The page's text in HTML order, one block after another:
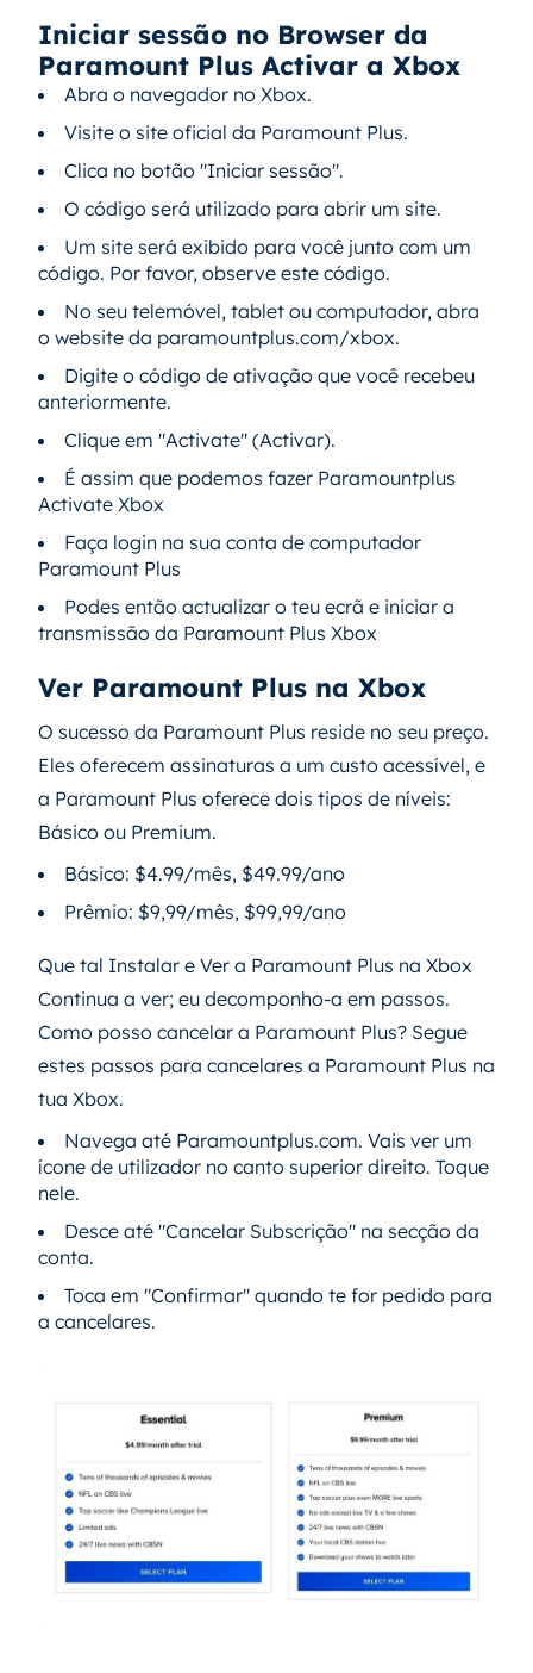
Iniciar sessão no Browser da
Paramount Plus Activar a Xbox
Abra o navegador no Xbox.
Visite o site oficial da Paramount Plus.
Clica no botão "Iniciar sessão".
O código será utilizado para abrir um site.
Um site será exibido para você junto com um
código. Por favor, observe este código.
No seu telemóvel, tablet ou computador, abra
o website da paramountplus.com/xbox.
Digite o código de ativação que você recebeu
anteriormente.
Clique em "Activate" (Activar).
É assim que podemos fazer Paramountplus
Activate Xbox
Faça login na sua conta de computador
Paramount Plus
Podes então actualizar o teu ecrã e iniciar a
transmissão da Paramount Plus Xbox
Ver Paramount Plus na Xbox
O sucesso da Paramount Plus reside no seu preço.
Eles oferecem assinaturas a um custo acessível, e
a Paramount Plus oferece dois tipos de níveis:
Básico ou Premium.
Básico: $4.99/mês, $49.99/ano
Prêmio: $9,99/mês, $99,99/ano
Que tal Instalar e Ver a Paramount Plus na Xbox
Continua a ver; eu decomponho-a em passos.
Como posso cancelar a Paramount Plus? Segue
estes passos para cancelares a Paramount Plus na
tua Xbox.
Navega até Paramountplus.com. Vais ver um
ícone de utilizador no canto superior direito. Toque
nele.
Desce até "Cancelar Subscrição" na secção da
conta.
Toca em "Confirmar" quando te for pedido para
a cancelares.